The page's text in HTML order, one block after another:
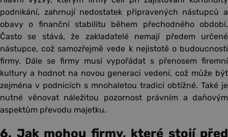
podnikání, zahrnují nedostatek připravených nástupců a
obavy o finanční stabilitu během přechodného období.
Často se stává, že zakladatelé nemají předem určené
nástupce, což samozřejmě vede k nejistotě o budoucnosti
firmy. Dále se firmy musí vypořádat s přenosem firemní
kultury a hodnot na novou generaci vedení, což může být
zejména v podnicích s mnohaletou tradicí obtížné. Také je
nutné věnovat náležitou pozornost právním a daňovým
aspektům převodu majetku.
6. Jak mohou firmy, které stojí před